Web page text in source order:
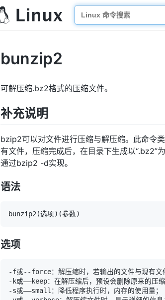
bunzip2
可解压缩.bz2格式的压缩文件。
补充说明
bzip2可以对文件进行压缩与解压缩。此命令
有文件，压缩完成后，在目录下生成以“.bz2”
通过bzip2 -d实现。
语法
bunzip2 (选项) (参数)
选项